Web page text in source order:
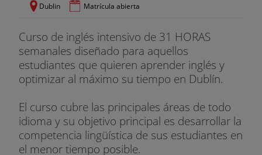
Dublin Matrícula abierta
Curso de inglés intensivo de 31 HORAS
semanales diseñado para aquellos
estudiantes que quieren aprender inglés y
optimizar al máximo su tiempo en Dublín.
El curso cubre las principales áreas de todo
idioma y su objetivo principal es desarrollar la
competencia lingüística de sus estudiantes en
el menor tiempo posible.